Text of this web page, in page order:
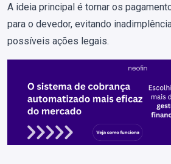
A ideia principal é tornar os
para o devedor, evitando
possíveis ações legais.